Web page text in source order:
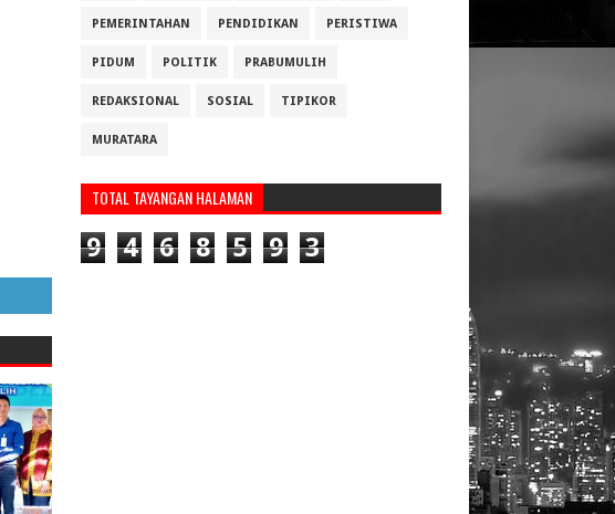
PEMERINTAHAN PENDIDIKAN PERISTIWA
PIDUM POLITIK PRABUMULIH
REDAKSIONAL SOSIAL TIPIKOR
MURATARA
TOTAL TAYANGAN HALAMAN
9 4 6 8 5 9 3